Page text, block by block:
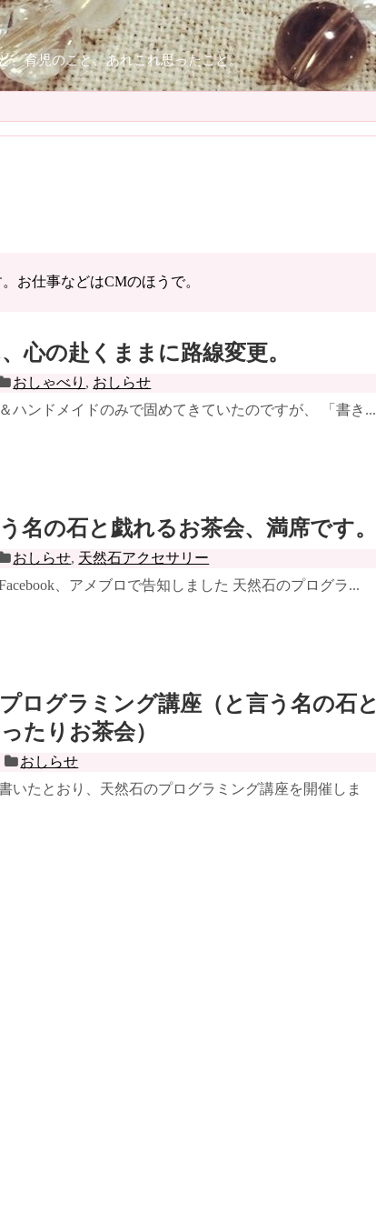
、育児のこと、あれこれ思ったこと。
お仕事などはCMのほうで。
心の赴くままに路線変更。
おしゃべり , おしらせ
ハンドメイドのみで固めてきていたのですが、 「書き...
名の石と戯れるお茶会、満席です。
おしらせ, 天然石アクセサリー
、アメブロで告知しました 天然石のプログラ...
ログラミング講座（と言う名の石と
たりお茶会）
おしらせ
いたとおり、天然石のプログラミング講座を開催しま